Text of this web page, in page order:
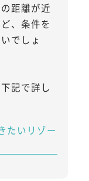
距離が近
、条件を
でしょ
記で詳し
たいリゾー